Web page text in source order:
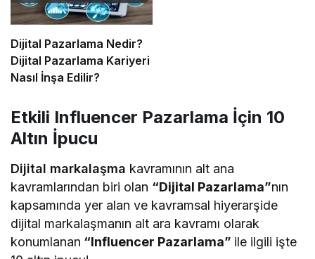
Dijital Pazarlama Nedir?
Dijital Pazarlama Kariyeri
Nasıl İnşa Edilir?
Etkili Influencer Pazarlama İçin 10
Altın İpucu
Dijital markalaşma kavramının alt ana
kavramlarından biri olan “Dijital Pazarlama”nın
kapsamında yer alan ve kavramsal hiyerarşide
dijital markalaşmanın alt ara kavramı olarak
konumlanan “Influencer Pazarlama” ile ilgili işte